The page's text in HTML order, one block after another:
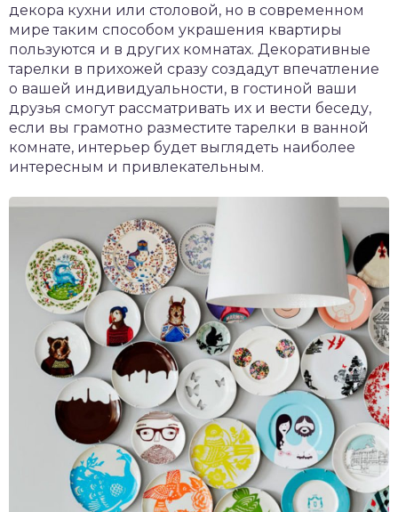
декора кухни или столовой, но в современном
мире таким способом украшения квартиры
пользуются и в других комнатах. Декоративные
тарелки в прихожей сразу создадут впечатление
о вашей индивидуальности, в гостиной ваши
друзья смогут рассматривать их и вести беседу,
если вы грамотно разместите тарелки в ванной
комнате, интерьер будет выглядеть наиболее
интересным и привлекательным.